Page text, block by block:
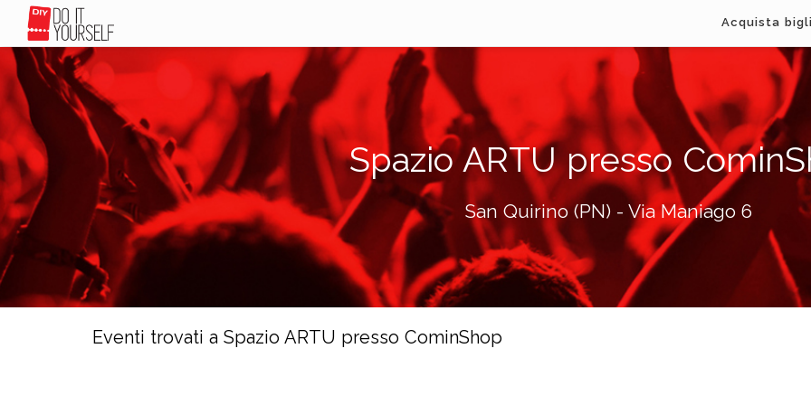
Acquista
Spazio ARTU presso
San Quirino (PN) - Via Maniago 6
Eventi trovati a Spazio ARTU presso CominShop